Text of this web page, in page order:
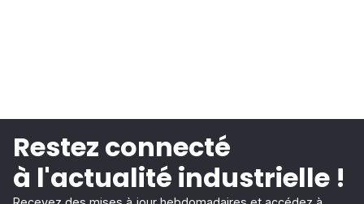
Restez connecté
à l'actualité industrielle !